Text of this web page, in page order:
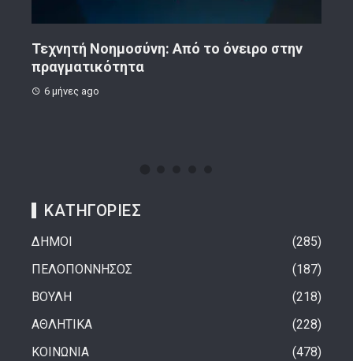
Κορινθιακό Επιχειρείν – Ανακοίνωση
8 μήνες ago
ΚΑΤΗΓΟΡΙΕΣ
ΔΗΜΟΙ
285
ΠΕΛΟΠΟΝΝΗΣΟΣ
187
ΒΟΥΛΗ
218
ΑΘΛΗΤΙΚΑ
228
ΚΟΙΝΩΝΙΑ
478